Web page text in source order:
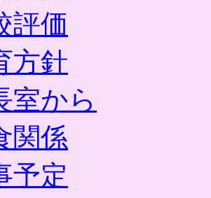
評価
方針
室から
関係
予定